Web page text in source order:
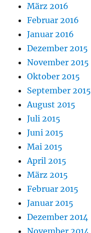
März 2016
Februar 2016
Januar 2016
Dezember 2015
November 2015
Oktober 2015
September 2015
August 2015
Juli 2015
Juni 2015
Mai 2015
April 2015
März 2015
Februar 2015
Januar 2015
Dezember 2014
November 2014